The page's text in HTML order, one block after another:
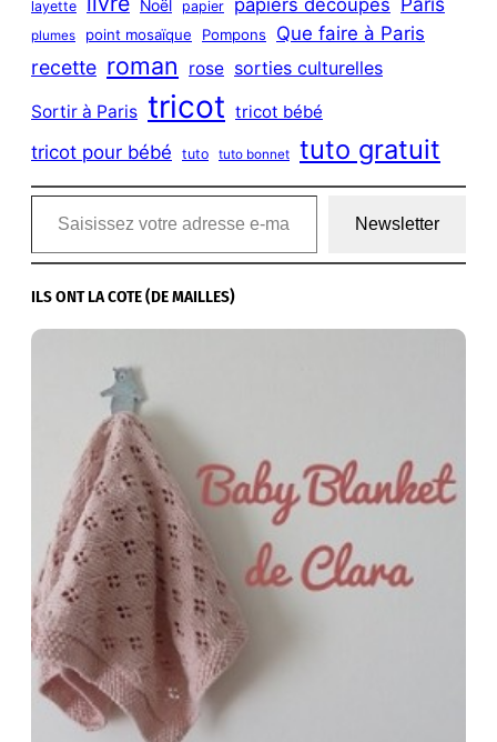
layette Noël papier
plumes point mosaïque Pompons Que faire à Paris
recette roman rose sorties culturelles
Sortir à Paris tricot tricot bébé
tricot pour bébé tuto tuto bonnet tuto gratuit
Saisissez votre adresse e-mail…
Newsletter
ILS ONT LA COTE (DE MAILLES)